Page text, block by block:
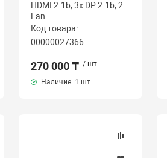
HDMI 2.1b, 3x DP 2.1b, 2
Fan
Код товара:
00000027366
270 000 ₸ / шт.
Наличие: 1 шт.